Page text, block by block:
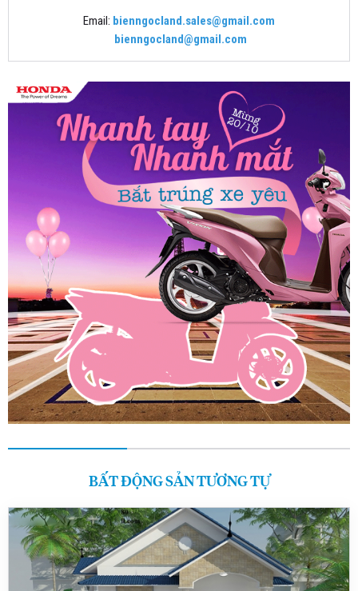
Email: bienngocland.sales@gmail.com
bienngocland@gmail.com
BẤT ĐỘNG SẢN TƯƠNG TỰ